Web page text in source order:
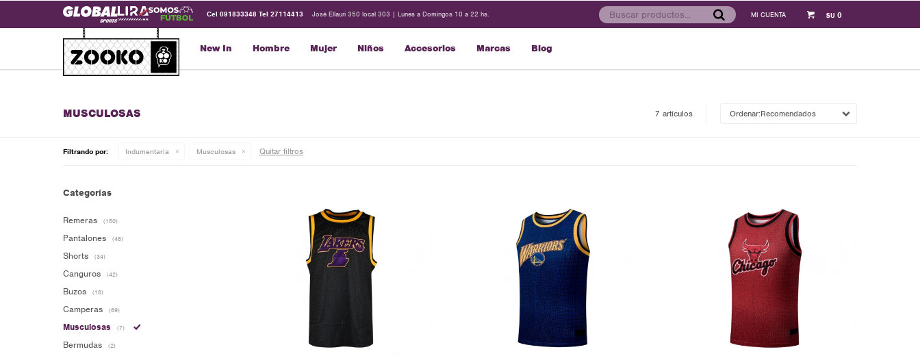
New In Hombre Mujer Niños Accesorios Marcas Blog
$U 0
Cel 091833348 Tel 27114413 José Ellauri 350 local 303 | Lunes a Domingos 10 a 22 hs.
MUSCULOSAS 7 artículos Recomendados
Filtrando por: Indumentaria Musculosas Quitar filtros
Categorías
Remeras (150)
Pantalones (48)
Shorts (34)
Canguros (42)
Buzos (18)
Camperas (69)
Musculosas (7)
Bermudas (2)